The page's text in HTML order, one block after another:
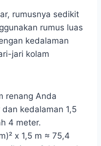
rumusnya sedikit
rumus luas
kedalaman
jari kolam
renang Anda
kedalaman 1,5
4 meter.
x 1,5 m ≈ 75,4